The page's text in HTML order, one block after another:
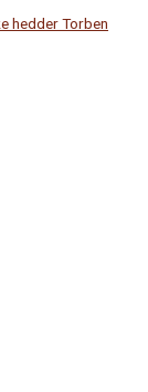
hedder Torben